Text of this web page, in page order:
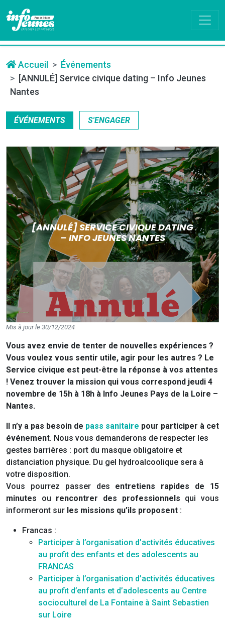
Accueil
Événements
[ANNULÉ] Service civique dating – Info Jeunes
Nantes
ÉVÉNEMENTS S'ENGAGER
[ANNULÉ] SERVICE CIVIQUE DATING
– INFO JEUNES NANTES
Mis à jour le 30/12/2024
Vous avez envie de tenter de nouvelles expériences ?
Vous voulez vous sentir utile, agir pour les autres ? Le
Service civique est peut-être la réponse à vos attentes
! Venez trouver la mission qui vous correspond jeudi 4
novembre de 15h à 18h à Info Jeunes Pays de la Loire –
Nantes.
Il n’y a pas besoin de pass sanitaire pour participer à cet
événement. Nous vous demanderons de respecter les
gestes barrières : port du masque obligatoire et
distanciation physique. Du gel hydroalcoolique sera à
votre disposition.
Vous pourrez passer des entretiens rapides de 15
minutes ou rencontrer des professionnels qui vous
informeront sur les missions qu’ils proposent :
Francas :
Participer à l’organisation d’activités éducatives
au profit des enfants et des adolescents au
FRANCAS
Participer à l’organisation d’activités éducatives
au profit d’enfants et d’adolescents au Centre
socioculturel de La Fontaine à Saint Sebastien
sur Loire